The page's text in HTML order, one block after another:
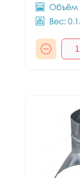
Объём
Вес: